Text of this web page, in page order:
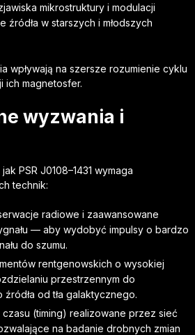
mikrostruktury i modulacji
źródła w starszych i młodszych
wpływają na szersze rozumienie cyklu
ich magnetosfer.
wyzwania i
PSR J0108–1431 wymaga
technik:
radiowe i zaawansowane
— aby wydobyć impulsy o bardzo
do szumu.
rentgenowskich o wysokiej
przestrzennym do
od tła galaktycznego.
(timing) realizowane przez sieć
na badanie drobnych zmian